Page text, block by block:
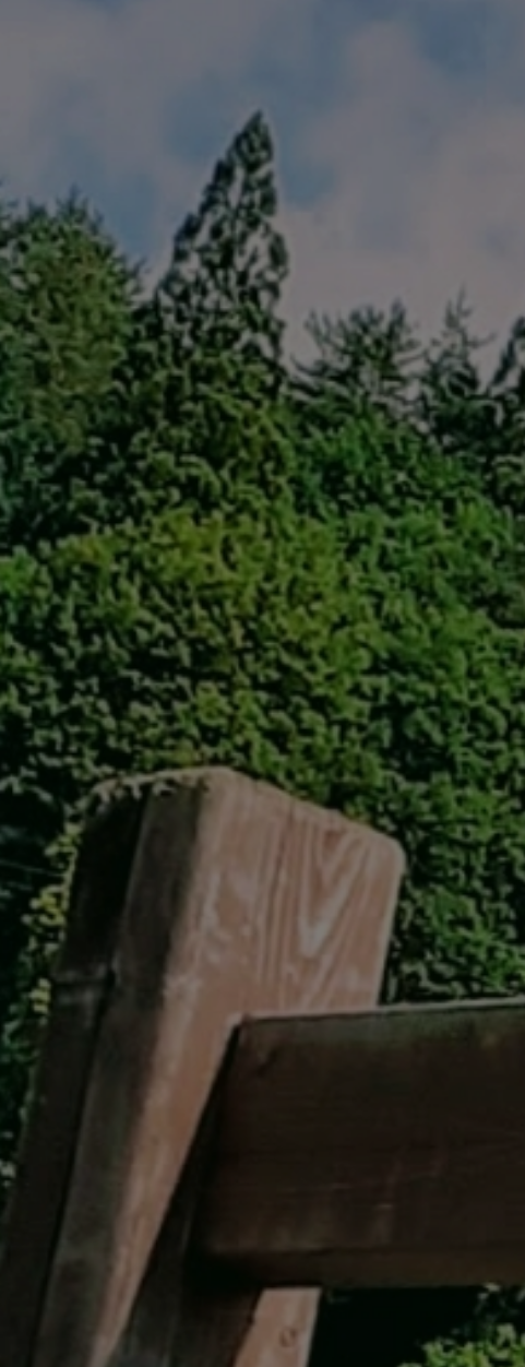
GREEN
MTBレンタル・ツアー
イベント遊具
よくあるご質問 採用情報
個人情報保護方針 特定商取引に関する表示 リンク